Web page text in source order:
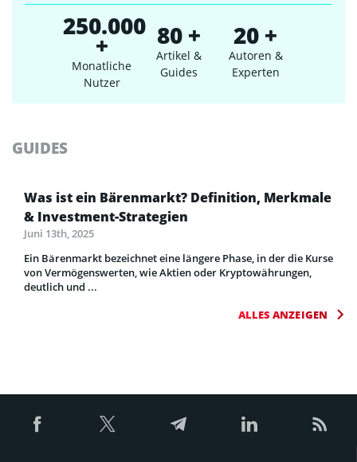
250.000
+
Monatliche
Nutzer
80 +
Artikel &
Guides
20 +
Autoren &
Experten
GUIDES
Was ist ein Bärenmarkt? Definition, Merkmale
& Investment-Strategien
Juni 13th, 2025
Ein Bärenmarkt bezeichnet eine längere Phase, in der die Kurse
von Vermögenswerten, wie Aktien oder Kryptowährungen,
deutlich und ...
ALLES ANZEIGEN